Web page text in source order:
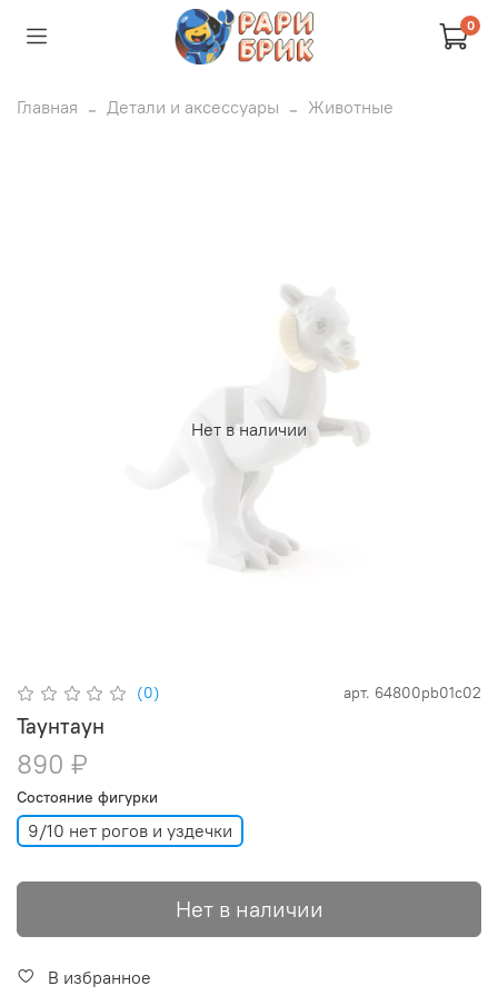
0
Главная Детали и аксессуары Животные
Нет в наличии
(0) арт. 64800pb01c02
Таунтаун
890 ₽
Состояние фигурки
9/10 нет рогов и уздечки
Нет в наличии
В избранное